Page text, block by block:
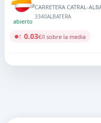
abierto
3340ALBATERA
↑ 0.03€/l sobre la media